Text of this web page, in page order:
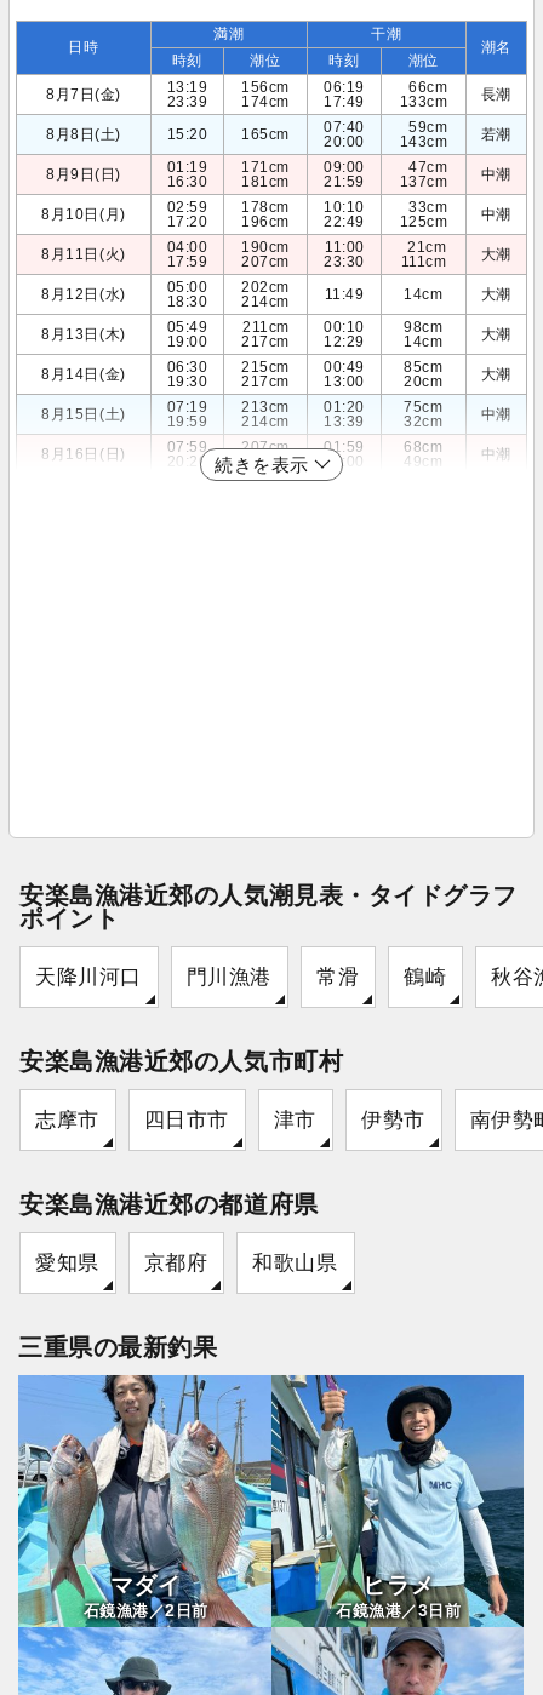
日時
満潮 干潮
潮名
時刻 潮位 時刻
潮位
8月7日(金)
13:19
23:39
156cm
174cm
06:19
17:49
66cm
133cm
長潮
8月8日(土) 15:20 165cm
07:40
20:00
59cm
143cm
若潮
8月9日(日)
01:19
16:30
171cm
181cm
09:00
21:59
47cm
137cm
中潮
8月10日(月)
02:59
17:20
178cm
196cm
10:10
22:49
33cm
125cm
中潮
8月11日(火)
04:00
17:59
190cm
207cm
11:00
23:30
21cm
111cm
大潮
8月12日(水)
05:00
18:30
202cm
214cm
11:49 14cm 大潮
8月13日(木)
05:49
19:00
211cm
217cm
00:10
12:29
98cm
14cm
大潮
8月14日(金)
06:30
19:30
215cm
217cm
00:49
13:00
85cm
20cm
大潮
8月15日(土)
07:19
19:59
213cm
214cm
01:20
13:39
75cm
32cm
中潮
8月16日(日)
07:59
20:20
207cm
209cm
01:59
14:00
68cm
49cm
中潮
続きを表示
安楽島漁港近郊の人気潮見表・タイドグラフ
ポイント
天降川河口 門川漁港 常滑 鶴崎 秋谷
安楽島漁港近郊の人気市町村
志摩市 四日市市 津市 伊勢市 南伊勢
安楽島漁港近郊の都道府県
愛知県 京都府 和歌山県
三重県の最新釣果
マダイ
石鏡漁港／2日前
ヒラメ
石鏡漁港／3日前